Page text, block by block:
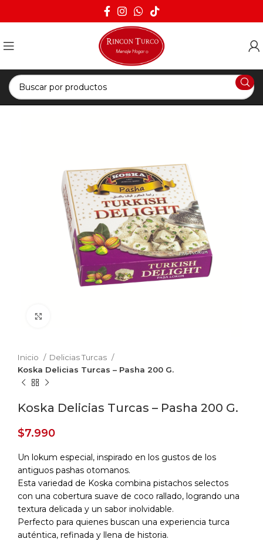
Inicio
Delicias Turcas
Koska Delicias Turcas – Pasha 200 G.
Koska Delicias Turcas – Pasha 200 G.
$7.990
Un lokum especial, inspirado en los gustos de los
antiguos pashas otomanos.
Esta variedad de Koska combina pistachos selectos
con una cobertura suave de coco rallado, logrando una
textura delicada y un sabor inolvidable.
Perfecto para quienes buscan una experiencia turca
auténtica, refinada y llena de historia.